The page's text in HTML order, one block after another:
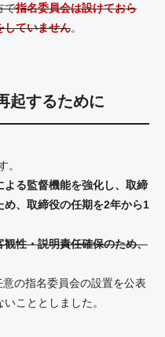
で指名委員会は設けておら
していません。
起するために
。
よる監督機能を強化し、取締
、取締役の任期を2年から1
性・説明責任確保のため、
の指名委員会の設置を公表
こととしました。